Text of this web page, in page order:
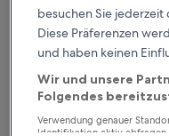
Verdiene
Mehr sparen
besuchen Sie
Diese Präferenzen
und haben keinen
Wir und unsere
Folgendes
Verwendung genauer
Identifikation aktiv